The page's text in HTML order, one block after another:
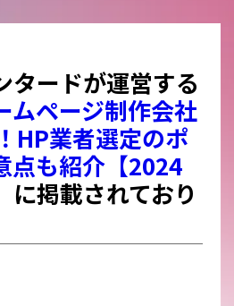
タードが運営する
ムページ制作会社
HP業者選定のポ
点も紹介【2024
に掲載されており